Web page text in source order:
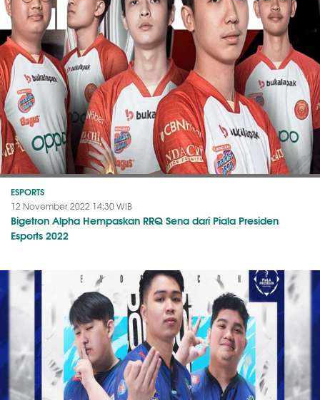
ESPORTS
12 November 2022 14:30 WIB
Bigetron Alpha Hempaskan RRQ Sena dari Piala Presiden
Esports 2022